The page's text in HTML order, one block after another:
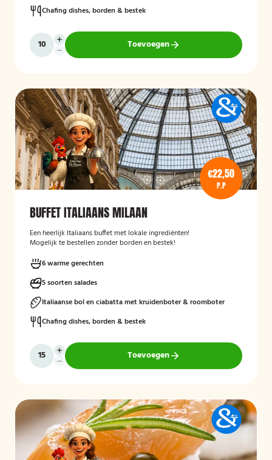
Chafing dishes, borden & bestek
Toevoegen
€22,50
P.P
BUFFET ITALIAANS MILAAN
Een heerlijk Italiaans buffet met lokale ingrediënten!
Mogelijk te bestellen zonder borden en bestek!
6 warme gerechten
5 soorten salades
Italiaanse bol en ciabatta met kruidenboter & roomboter
Chafing dishes, borden & bestek
Toevoegen